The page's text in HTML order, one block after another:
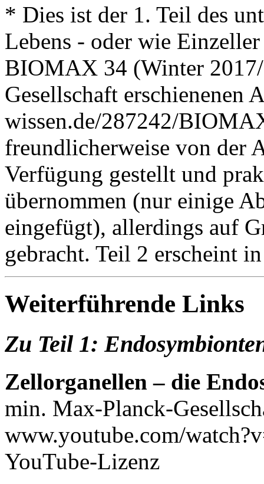
* Dies ist der 1. Teil des
Lebens - oder wie
BIOMAX 34 (Winter
Gesellschaft erschienenen
wissen.de/287242/
freundlicherweise von der
Verfügung gestellt und
übernommen (nur einige
eingefügt), allerdings auf
gebracht. Teil 2 erscheint
Weiterführende Links
Zu Teil 1:
Zellorganellen – die
min. Max-Planck-
www.youtube.com/
YouTube-Lizenz